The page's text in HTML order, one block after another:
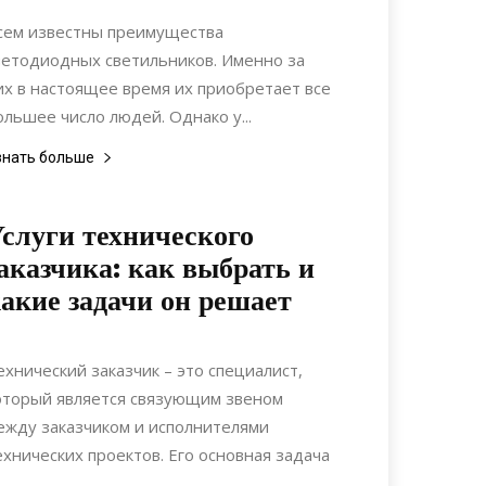
известны преимущества
светильников. Именно за
в настоящее время их приобретает все
число людей. Однако у...
больше
технического
как выбрать и
задачи он решает
24.07.2022
заказчик – это специалист,
является связующим звеном
заказчиком и исполнителями
проектов. Его основная задача